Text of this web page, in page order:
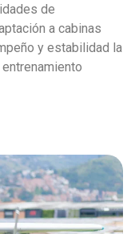
de
a cabinas
y estabilidad la